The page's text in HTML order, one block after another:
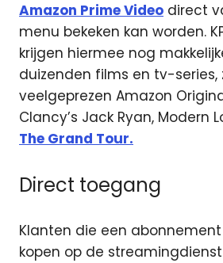
Amazon Prime Video direct
menu bekeken kan worden.
krijgen hiermee nog
duizenden films en tv-series,
veelgeprezen Amazon
Clancy’s Jack Ryan, Modern
The Grand Tour.
Direct toegang
Klanten die een
kopen op de